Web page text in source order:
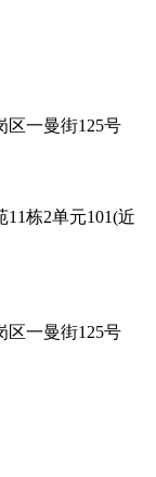
区一曼街125号
栋2单元101(近
区一曼街125号